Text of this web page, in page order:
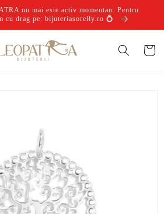
nu mai este activ momentan. Pentru
cu drag pe: bijuteriasorelly.ro 💍
Coș